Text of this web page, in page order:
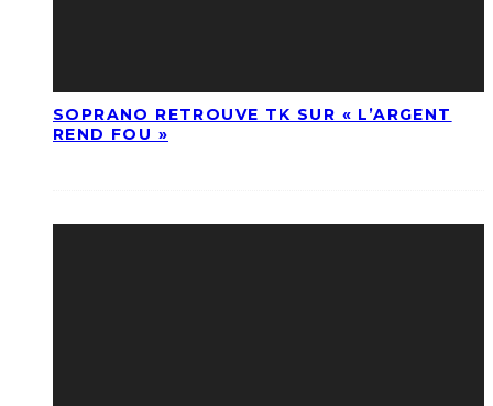
SOPRANO RETROUVE TK SUR « L’ARGENT
REND FOU »